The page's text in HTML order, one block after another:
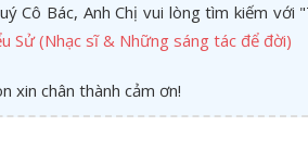
Cô Bác, Anh Chị vui lòng tìm kiếm
Sử (Nhạc sĩ & Những sáng tác để đời)
xin chân thành cảm ơn!